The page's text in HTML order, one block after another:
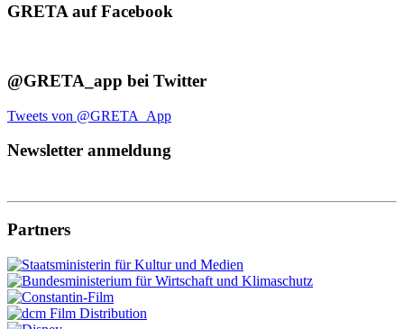
GRETA auf Facebook
@GRETA_app bei Twitter
Tweets von @GRETA_App
Newsletter anmeldung
Partners